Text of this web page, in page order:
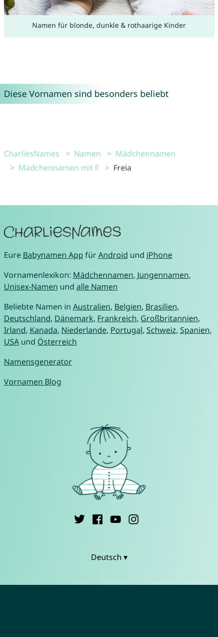
Namen für blonde, dunkle & rothaarige Kinder
Diese Vornamen sind besonders beliebt
CharliesNames Namen
Mädchennamen
Mädchennamen mit F
Freia
Eure Babynamen App fürAndroid und iPhone
Vornamenlexikon: Mädchennamen, Jungennamen,
Unisex-Namen und alle Namen
Beliebte Namen in Australien, Belgien, Brasilien,
Deutschland, Dänemark, Frankreich, Großbritannien,
Irland, Kanada, Niederlande, Portugal, Schweiz, Spanien,
USAund Österreich
Namensgenerator
Vornamen Blog
Deutsch ▾